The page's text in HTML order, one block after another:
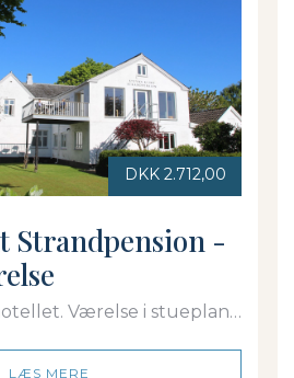
Strandpension -
Værelse i stueplan
LÆS MERE
DKK 2.712,00